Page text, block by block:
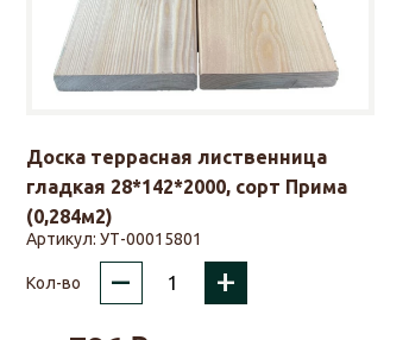
Доска террасная лиственница
гладкая 28*142*2000, сорт Прима
(0,284м2)
Артикул: УТ-00015801
Кол-во – +